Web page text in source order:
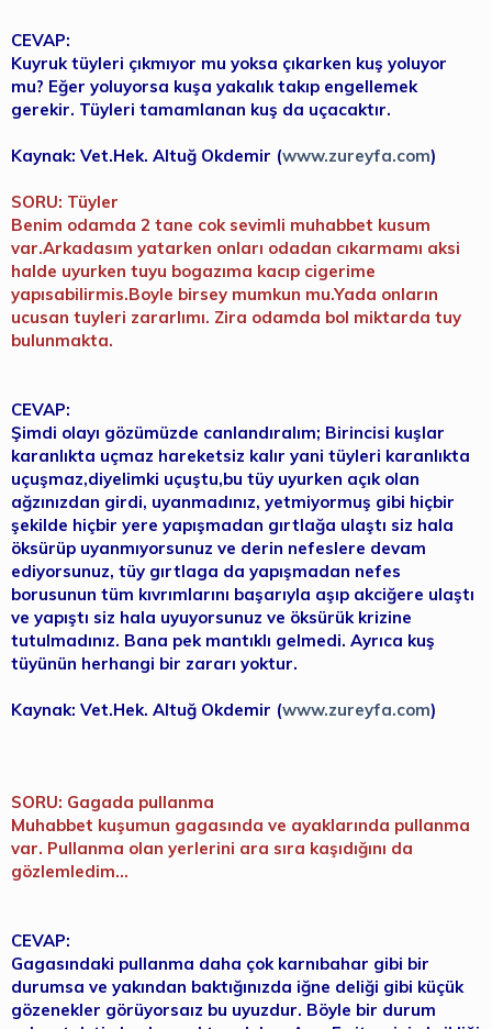
CEVAP:
Kuyruk tüyleri çıkmıyor mu yoksa çıkarken kuş yoluyor
mu? Eğer yoluyorsa kuşa yakalık takıp engellemek
gerekir. Tüyleri tamamlanan kuş da uçacaktır.
Kaynak: Vet.Hek. Altuğ Okdemir (www.zureyfa.com)
SORU: Tüyler
Benim odamda 2 tane cok sevimli muhabbet kusum
var.Arkadasım yatarken onları odadan cıkarmamı aksi
halde uyurken tuyu bogazıma kacıp cigerime
yapısabilirmis.Boyle birsey mumkun mu.Yada onların
ucusan tuyleri zararlımı. Zira odamda bol miktarda tuy
bulunmakta.
CEVAP:
Şimdi olayı gözümüzde canlandıralım; Birincisi kuşlar
karanlıkta uçmaz hareketsiz kalır yani tüyleri karanlıkta
uçuşmaz,diyelimki uçuştu,bu tüy uyurken açık olan
ağzınızdan girdi, uyanmadınız, yetmiyormuş gibi hiçbir
şekilde hiçbir yere yapışmadan gırtlağa ulaştı siz hala
öksürüp uyanmıyorsunuz ve derin nefeslere devam
ediyorsunuz, tüy gırtlaga da yapışmadan nefes
borusunun tüm kıvrımlarını başarıyla aşıp akciğere ulaştı
ve yapıştı siz hala uyuyorsunuz ve öksürük krizine
tutulmadınız. Bana pek mantıklı gelmedi. Ayrıca kuş
tüyünün herhangi bir zararı yoktur.
Kaynak: Vet.Hek. Altuğ Okdemir (www.zureyfa.com)
SORU: Gagada pullanma
Muhabbet kuşumun gagasında ve ayaklarında pullanma
var. Pullanma olan yerlerini ara sıra kaşıdığını da
gözlemledim...
CEVAP:
Gagasındaki pullanma daha çok karnıbahar gibi bir
durumsa ve yakından baktığınızda iğne deliği gibi küçük
gözenekler görüyorsaız bu uyuzdur. Böyle bir durum